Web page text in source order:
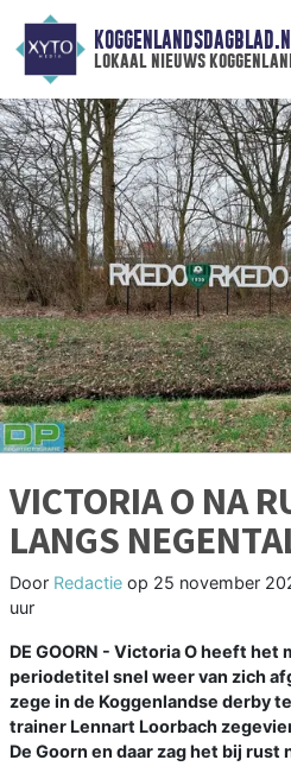
lokaal nieuws
VICTORIA O NA
LANGS
Door Redactie op 25 november
uur
DE GOORN - Victoria O heeft het
periodetitel snel weer van zich
zege in de Koggenlandse derby
trainer Lennart Loorbach
De Goorn en daar zag het bij